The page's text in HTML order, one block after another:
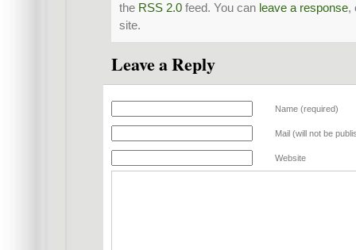
the RSS 2.0 feed. You can leave a response,
site.
Leave a Reply
Name (required)
Mail (will not be
Website